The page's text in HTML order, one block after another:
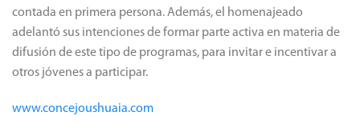
contada en primera persona. Además, el homenajeado
adelantó sus intenciones de formar parte activa en materia de
difusión de este tipo de programas, para invitar e incentivar a
otros jóvenes a participar.
www.concejoushuaia.com